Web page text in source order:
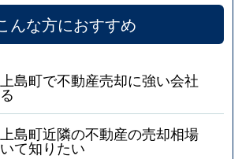
んな方におすすめ
島町で不動産売却に強い会社
島町近隣の不動産の売却相場
て知りたい